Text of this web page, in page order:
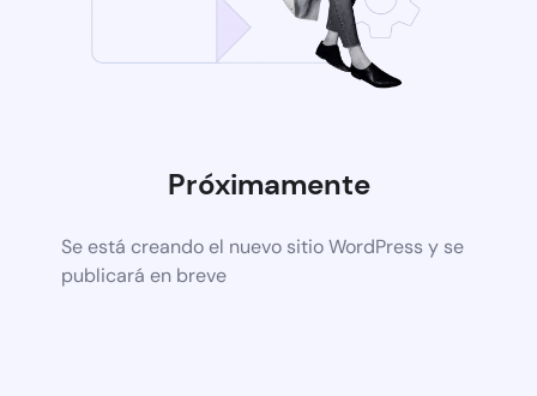
Próximamente
Se está creando el nuevo sitio WordPress y se
publicará en breve